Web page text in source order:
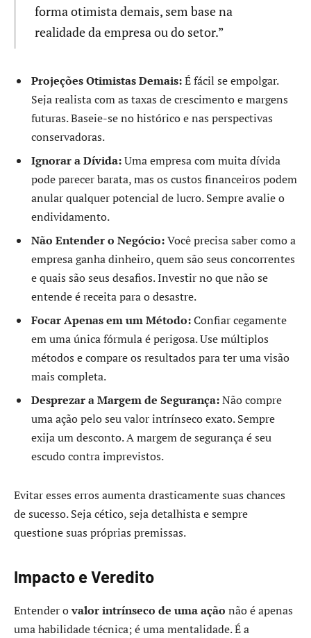
forma otimista demais, sem base na
realidade da empresa ou do setor.”
Projeções Otimistas Demais:É fácil se empolgar.
Seja realista com as taxas de crescimento e margens
futuras. Baseie-se no histórico e nas perspectivas
conservadoras.
Ignorar a Dívida:Uma empresa com muita dívida
pode parecer barata, mas os custos financeiros podem
anular qualquer potencial de lucro. Sempre avalie o
endividamento.
Não Entender o Negócio:Você precisa saber como a
empresa ganha dinheiro, quem são seus concorrentes
e quais são seus desafios. Investir no que não se
entende é receita para o desastre.
Focar Apenas em um Método:Confiar cegamente
em uma única fórmula é perigosa. Use múltiplos
métodos e compare os resultados para ter uma visão
mais completa.
Desprezar a Margem de Segurança:Não compre
uma ação pelo seu valor intrínseco exato. Sempre
exija um desconto. A margem de segurança é seu
escudo contra imprevistos.
Evitar esses erros aumenta drasticamente suas chances
de sucesso. Seja cético, seja detalhista e sempre
questione suas próprias premissas.
Impacto e Veredito
Entender ovalor intrínseco de uma ação não é apenas
uma habilidade técnica; é uma mentalidade. É a